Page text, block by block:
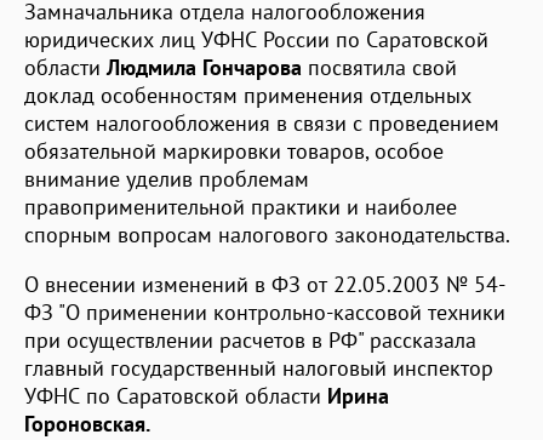
Замначальника отдела налогообложения
юридических лиц УФНС России по Саратовской
области Людмила Гончарова посвятила свой
доклад особенностям применения отдельных
систем налогообложения в связи с проведением
обязательной маркировки товаров, особое
внимание уделив проблемам
правоприменительной практики и наиболее
спорным вопросам налогового законодательства.
О внесении изменений в ФЗ от 22.05.2003 № 54-
ФЗ "О применении контрольно-кассовой техники
при осуществлении расчетов в РФ" рассказала
главный государственный налоговый инспектор
УФНС по Саратовской области Ирина
Гороновская.